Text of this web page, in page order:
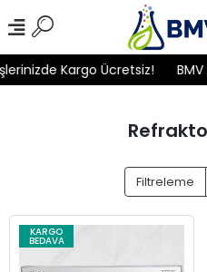
Kargo Ücretsiz! BMV
Filtreleme
KARGO
BEDAVA